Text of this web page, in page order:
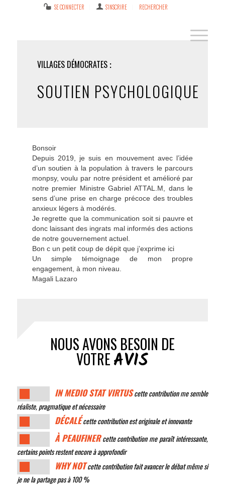
SE CONNECTER S’INSCRIRE RECHERCHER
VILLAGES DÉMOCRATES
SOUTIEN PSYCHOLOGIQUE
Bonsoir
Depuis 2019, je suis en mouvement avec l’idée
d’un soutien à la population à travers le parcours
monpsy, voulu par notre président et amélioré par
notre premier Ministre Gabriel ATTAL.M, dans le
sens d’une prise en charge précoce des troubles
anxieux légers à modérés.
Je regrette que la communication soit si pauvre et
donc laissant des ingrats mal informés des actions
de notre gouvernement actuel.
Bon c un petit coup de dépit que j’exprime ici
Un simple témoignage de mon propre
engagement, à mon niveau.
Magali Lazaro
NOUS AVONS BESOIN DE
VOTREAVIS
IN MEDIO STAT VIRTUScette contribution me semble
réaliste, pragmatique et nécessaire
DÉCALÉcette contribution est originale et innovante
À PEAUFINERcette contribution me paraît intéressante,
certains points restent encore à approfondir
WHY NOTcette contribution fait avancer le débat même si
je ne la partage pas à 100 %